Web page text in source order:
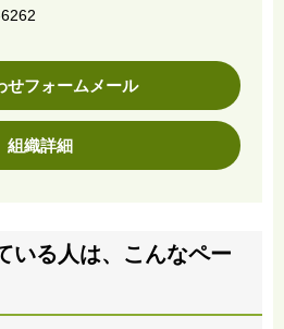
せフォームメール
組織詳細
いる人は、こんなペー